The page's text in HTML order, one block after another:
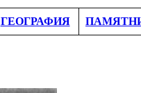
ГЕОГРАФИЯ